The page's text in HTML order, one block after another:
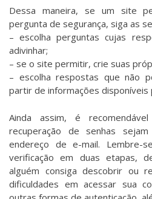
Dessa maneira, se um site
pergunta de segurança, siga as
– escolha perguntas cujas
adivinhar;
– se o site permitir, crie suas
– escolha respostas que não
partir de informações disponíveis
Ainda assim, é
recuperação de senhas
endereço de e-mail. Lembre-
verificação em duas etapas,
alguém consiga descobrir ou
dificuldades em acessar sua